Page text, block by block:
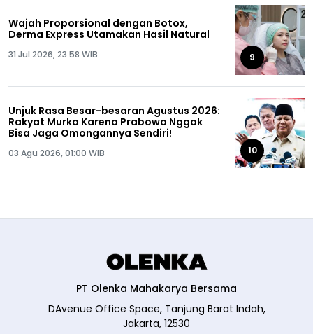
Wajah Proporsional dengan Botox,
Derma Express Utamakan Hasil Natural
31 Jul 2026, 23:58 WIB 9
Unjuk Rasa Besar-besaran Agustus 2026:
Rakyat Murka Karena Prabowo Nggak
Bisa Jaga Omongannya Sendiri!
03 Agu 2026, 01:00 WIB 10
PT Olenka Mahakarya Bersama
DAvenue Office Space, Tanjung Barat Indah,
Jakarta, 12530